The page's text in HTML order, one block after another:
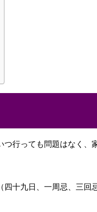
行っても問題はなく、
十九日、一周忌、三